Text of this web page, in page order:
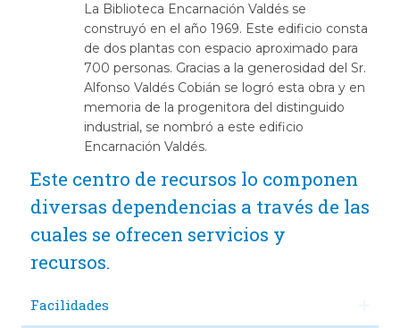
La Biblioteca Encarnación Valdés se
construyó en el año 1969. Este edificio consta
de dos plantas con espacio aproximado para
700 personas. Gracias a la generosidad del Sr.
Alfonso Valdés Cobián se logró esta obra y en
memoria de la progenitora del distinguido
industrial, se nombró a este edificio
Encarnación Valdés.
Este centro de recursos lo componen
diversas dependencias a través de las
cuales se ofrecen servicios y
recursos.
Facilidades